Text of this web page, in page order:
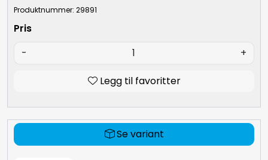
Produktnummer: 29891
- +
Legg til favoritter
Se variant